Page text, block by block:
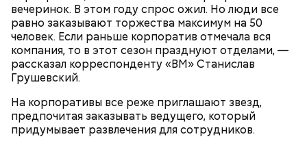
вечеринок. В этом году спрос ожил. Но люди все
равно заказывают торжества максимум на 50
человек. Если раньше корпоратив отмечала вся
компания, то в этот сезон празднуют отделами, —
рассказал корреспонденту «ВМ» Станислав
Грушевский.
На корпоративы все реже приглашают звезд,
предпочитая заказывать ведущего, который
придумывает развлечения для сотрудников.
«Новым рекордам — быть»: как
в России
По его словам, молния может распасться, улететь
или просто погаснуть. Однако есть риск, что она
может и взорваться.
— Электричества нет. Но есть электростанция. И
секретарь партийной организации сжалился и
выделил нам цветной телевизор. И мы вечером
смогли посмотреть матч, — вспоминает он.
Бога, всея твари Содетеля, избавити мя воздушных
мытарств и вечного мучения: да всегда прославляю
Отца и Сына и Святаго Духа, и твое милостивное
предстательство, ныне и присно и во веки веков.
Аминь.